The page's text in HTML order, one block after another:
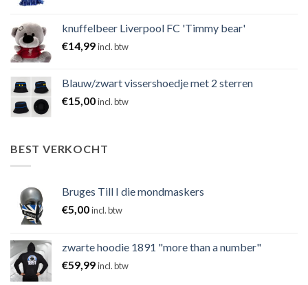
knuffelbeer Liverpool FC 'Timmy bear'
€14,99incl. btw
Blauw/zwart vissershoedje met 2 sterren
€15,00incl. btw
BEST VERKOCHT
Bruges Till I die mondmaskers
€5,00incl. btw
zwarte hoodie 1891 "more than a number"
€59,99incl. btw